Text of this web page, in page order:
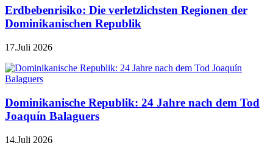
Erdbebenrisiko: Die verletzlichsten Regionen der
Dominikanischen Republik
17.Juli 2026
Dominikanische Republik: 24 Jahre nach dem Tod
Joaquín Balaguers
14.Juli 2026